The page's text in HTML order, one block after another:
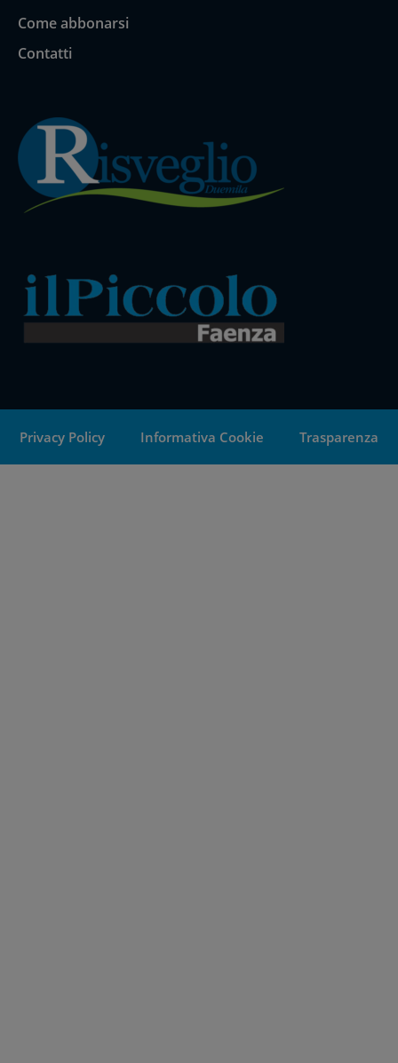
Come abbonarsi
Contatti
Privacy Policy Informativa Cookie Trasparenza